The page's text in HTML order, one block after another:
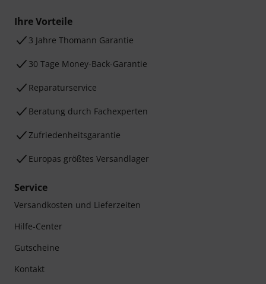
Ihre Vorteile
3 Jahre Thomann Garantie
30 Tage Money-Back-Garantie
Reparaturservice
Beratung durch Fachexperten
Zufriedenheitsgarantie
Europas größtes Versandlager
Service
Versandkosten und Lieferzeiten
Hilfe-Center
Gutscheine
Kontakt